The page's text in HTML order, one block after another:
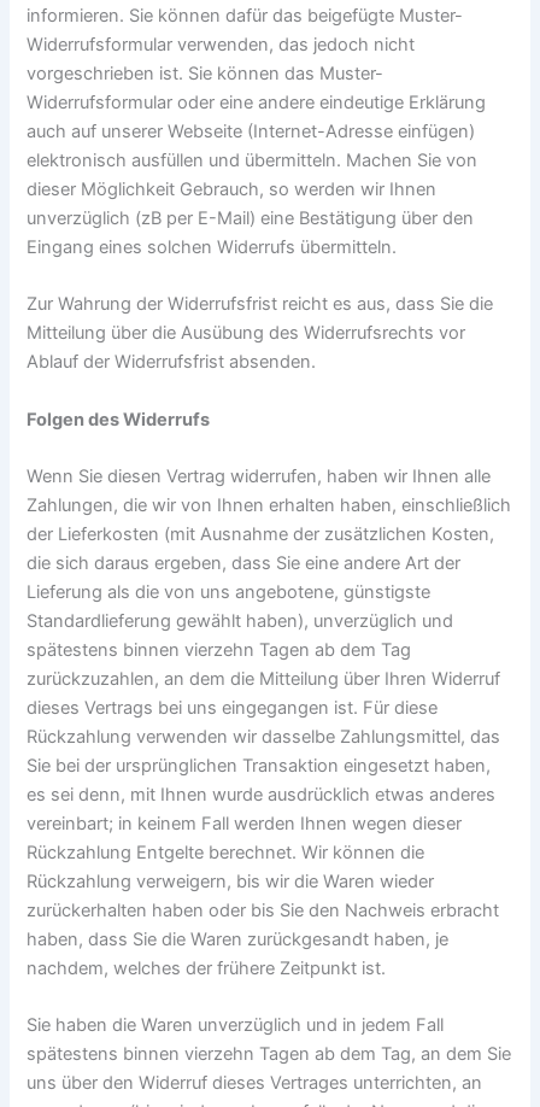
informieren. Sie können dafür das beigefügte Muster-
Widerrufsformular verwenden, das jedoch nicht
vorgeschrieben ist. Sie können das Muster-
Widerrufsformular oder eine andere eindeutige Erklärung
auch auf unserer Webseite (Internet-Adresse einfügen)
elektronisch ausfüllen und übermitteln. Machen Sie von
dieser Möglichkeit Gebrauch, so werden wir Ihnen
unverzüglich (zB per E-Mail) eine Bestätigung über den
Eingang eines solchen Widerrufs übermitteln.
Zur Wahrung der Widerrufsfrist reicht es aus, dass Sie die
Mitteilung über die Ausübung des Widerrufsrechts vor
Ablauf der Widerrufsfrist absenden.
Folgen des Widerrufs
Wenn Sie diesen Vertrag widerrufen, haben wir Ihnen alle
Zahlungen, die wir von Ihnen erhalten haben, einschließlich
der Lieferkosten (mit Ausnahme der zusätzlichen Kosten,
die sich daraus ergeben, dass Sie eine andere Art der
Lieferung als die von uns angebotene, günstigste
Standardlieferung gewählt haben), unverzüglich und
spätestens binnen vierzehn Tagen ab dem Tag
zurückzuzahlen, an dem die Mitteilung über Ihren Widerruf
dieses Vertrags bei uns eingegangen ist. Für diese
Rückzahlung verwenden wir dasselbe Zahlungsmittel, das
Sie bei der ursprünglichen Transaktion eingesetzt haben,
es sei denn, mit Ihnen wurde ausdrücklich etwas anderes
vereinbart; in keinem Fall werden Ihnen wegen dieser
Rückzahlung Entgelte berechnet. Wir können die
Rückzahlung verweigern, bis wir die Waren wieder
zurückerhalten haben oder bis Sie den Nachweis erbracht
haben, dass Sie die Waren zurückgesandt haben, je
nachdem, welches der frühere Zeitpunkt ist.
Sie haben die Waren unverzüglich und in jedem Fall
spätestens binnen vierzehn Tagen ab dem Tag, an dem Sie
uns über den Widerruf dieses Vertrages unterrichten, an